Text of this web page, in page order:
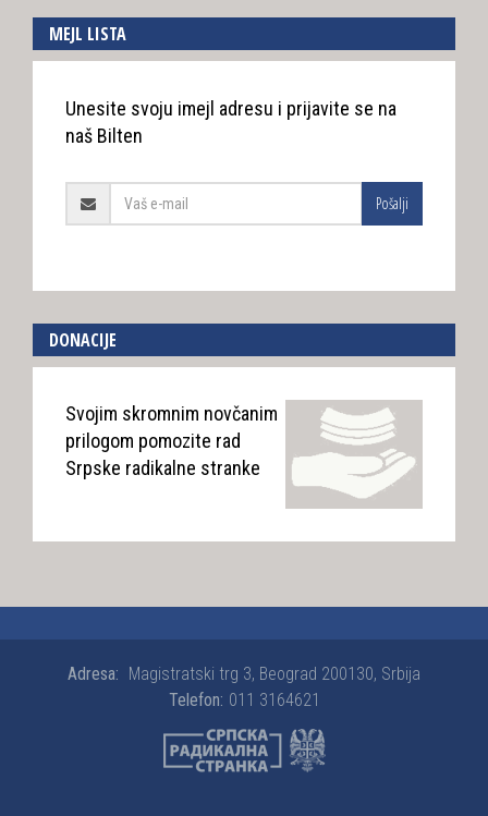
MEJL LISTA
Unesite svoju imejl adresu i prijavite se na
naš Bilten
Pošalji
DONACIJE
Svojim skromnim novčanim
prilogom pomozite rad
Srpske radikalne stranke
Adresa:
Magistratski trg 3, Beograd 200130, Srbija
Telefon: 011 3164621